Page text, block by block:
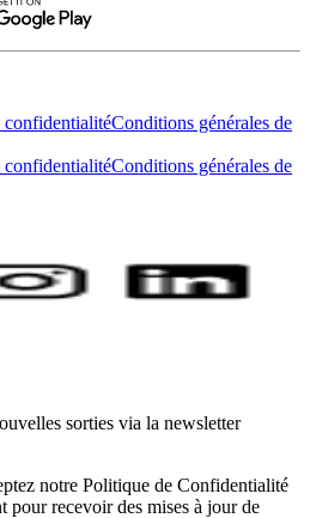
confidentialitéConditions générales de
confidentialitéConditions générales de
sorties via la newsletter
notre Politique de Confidentialité
pour recevoir des mises à jour de